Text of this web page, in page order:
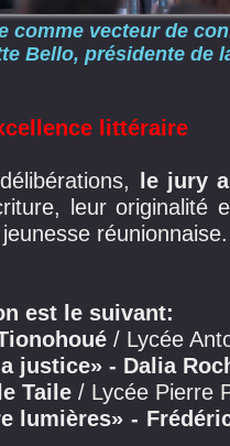
comme vecteur de
Bello, présidente de
littéraire
le jury
leur originalité
réunionnaise.
est le suivant:
/ Lycée
justice» - Dalia
Taile / Lycée Pierre
lumières» -